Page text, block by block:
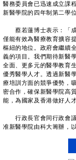
醫務委員會已迅速成立課
新醫學院的四年制第二學
蔡若蓮博士表示：「成
僅能有效為醫療教育擴容
樞紐的地位。政府會繼續
義的項目。我們期待新醫
全面、更多元的醫學教育
優秀醫學人才。透過新醫
療培訓方面的競爭優勢，
密合作，確保新醫學院高
能，為國家及香港做好人才
行政長官會同行政會議
准新醫學院由科大籌辦，